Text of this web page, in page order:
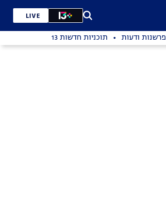
LIVE
פרשנות ודעות תוכניות חדשות 13